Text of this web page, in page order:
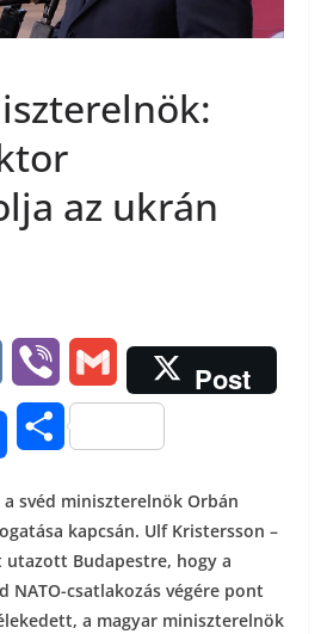
az ukrán
K
i
b
e
r
m
a
i
l
Post
O
s
z
a
svéd miniszterelnök Orbán
kapcsán. Ulf Kristersson –
Budapestre, hogy a
NATO-csatlakozás végére pont
a magyar miniszterelnök